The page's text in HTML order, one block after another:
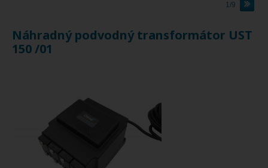
1/9
Náhradný podvodný transformátor UST
150 /01